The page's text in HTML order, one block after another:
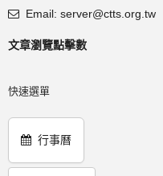
Email: server@ctts.org.tw
文章瀏覽點擊數
快速選單
行事曆